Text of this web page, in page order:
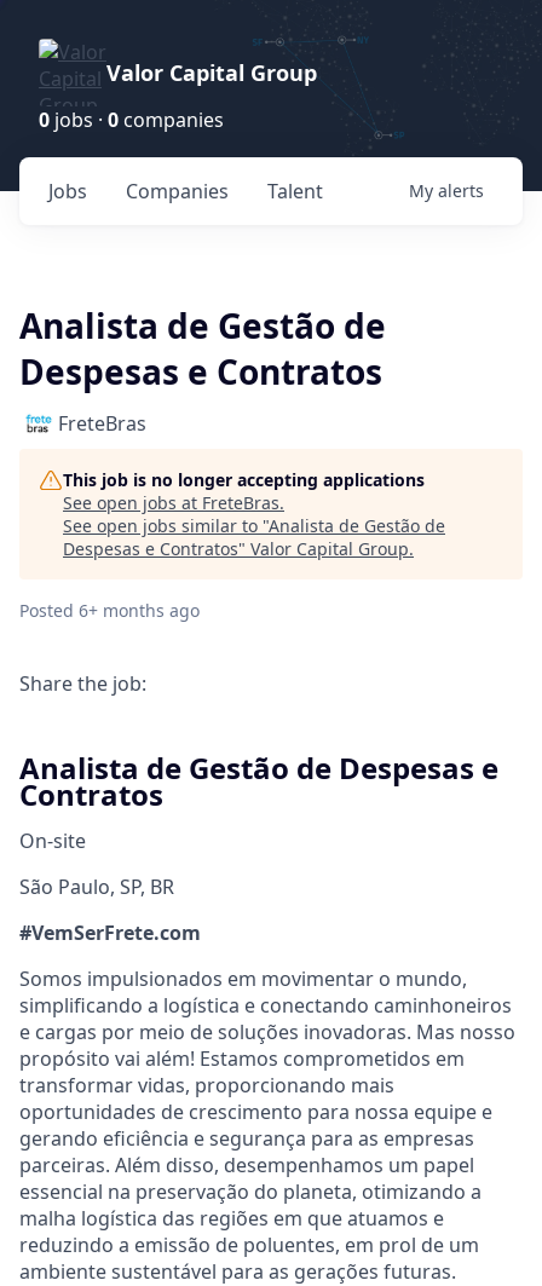
Valor Capital Group
0 jobs · 0 companies
Jobs Companies Talent My alerts
Analista de Gestão de
Despesas e Contratos
FreteBras
This job is no longer accepting applications
See open jobs at FreteBras.
See open jobs similar to "Analista de Gestão de
Despesas e Contratos" Valor Capital Group.
Posted 6+ months ago
Share the job:
Analista de Gestão de Despesas e
Contratos
On-site
São Paulo, SP, BR
#VemSerFrete.com
Somos impulsionados em movimentar o mundo,
simplificando a logística e conectando caminhoneiros
e cargas por meio de soluções inovadoras. Mas nosso
propósito vai além! Estamos comprometidos em
transformar vidas, proporcionando mais
oportunidades de crescimento para nossa equipe e
gerando eficiência e segurança para as empresas
parceiras. Além disso, desempenhamos um papel
essencial na preservação do planeta, otimizando a
malha logística das regiões em que atuamos e
reduzindo a emissão de poluentes, em prol de um
ambiente sustentável para as gerações futuras.